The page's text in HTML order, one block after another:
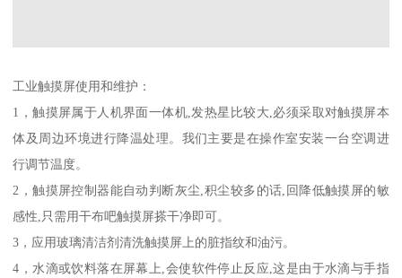
工业触摸屏使用和维护：
1，触摸屏属于人机界面一体机,发热星比较大,必须采取对触摸屏本
体及周边环境进行降温处理。我们主要是在操作室安装一台空调进
行调节温度。
2，触摸屏控制器能自动判断灰尘,积尘较多的话,回降低触摸屏的敏
感性,只需用干布吧触摸屏搽干净即可。
3，应用玻璃清洁剂清洗触摸屏上的脏指纹和油污。
4，水滴或饮料落在屏幕上,会使软件停止反应,这是由于水滴与手指